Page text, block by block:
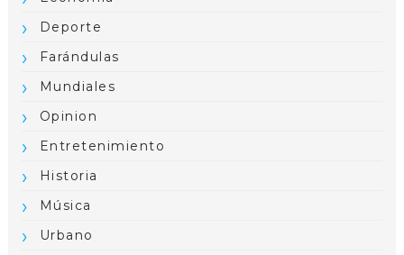
Deporte
Farándulas
Mundiales
Opinion
Entretenimiento
Historia
Música
Urbano